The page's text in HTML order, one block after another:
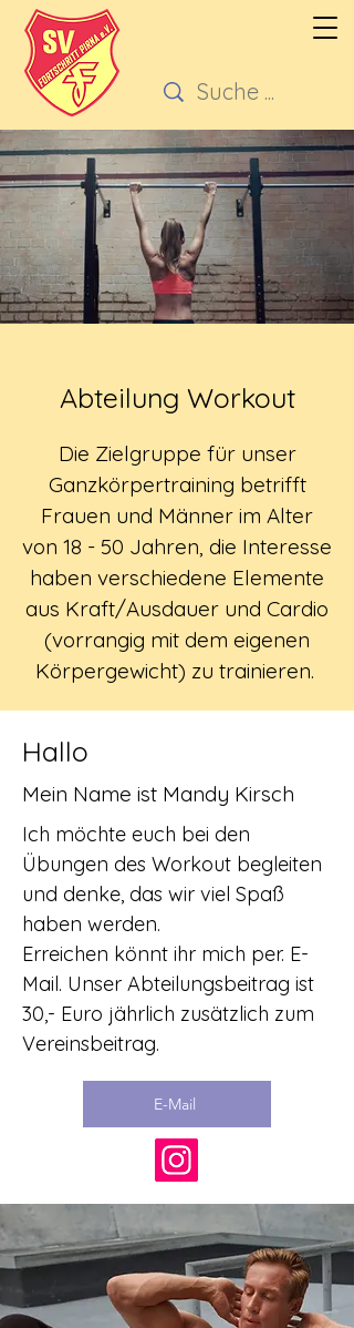
Abteilung Workout
Die Zielgruppe für unser
Ganzkörpertraining betrifft
Frauen und Männer im Alter
von 18 - 50 Jahren, die Interesse
haben verschiedene Elemente
aus Kraft/Ausdauer und Cardio
(vorrangig mit dem eigenen
Körpergewicht) zu trainieren.
Hallo
Mein Name ist Mandy Kirsch
Ich möchte euch bei den
Übungen des Workout begleiten
und denke, das wir viel Spaß
haben werden.
Erreichen könnt ihr mich per. E-
Mail. Unser Abteilungsbeitrag ist
30,- Euro jährlich zusätzlich zum
Vereinsbeitrag.
E-Mail